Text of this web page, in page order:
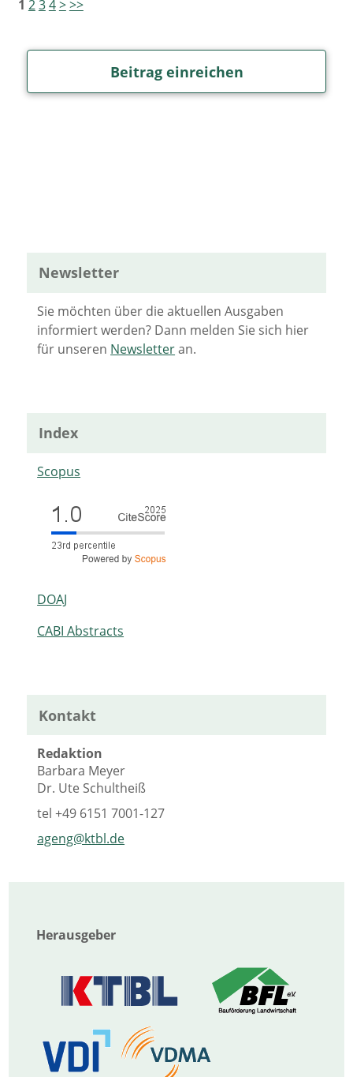
1 234>>>
Beitrag einreichen
Newsletter
Sie möchten über die aktuellen Ausgaben
informiert werden? Dann melden Sie sich hier
für unseren Newsletteran.
Index
Scopus
DOAJ
CABI Abstracts
Kontakt
Redaktion
Barbara Meyer
Dr. Ute Schultheiß
tel+49 6151 7001-127
ageng@ktbl.de
Herausgeber